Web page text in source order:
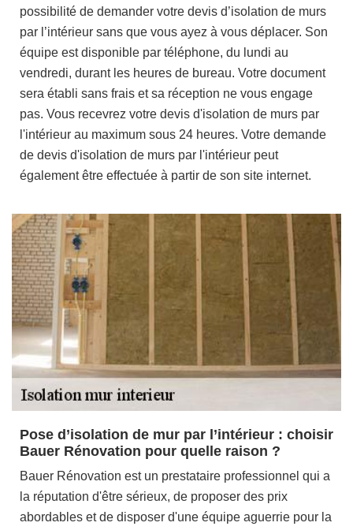
possibilité de demander votre devis d’isolation de murs
par l’intérieur sans que vous ayez à vous déplacer. Son
équipe est disponible par téléphone, du lundi au
vendredi, durant les heures de bureau. Votre document
sera établi sans frais et sa réception ne vous engage
pas. Vous recevrez votre devis d'isolation de murs par
l'intérieur au maximum sous 24 heures. Votre demande
de devis d'isolation de murs par l'intérieur peut
également être effectuée à partir de son site internet.
Pose d’isolation de mur par l’intérieur : choisir
Bauer Rénovation pour quelle raison ?
Bauer Rénovation est un prestataire professionnel qui a
la réputation d'être sérieux, de proposer des prix
abordables et de disposer d'une équipe aguerrie pour la